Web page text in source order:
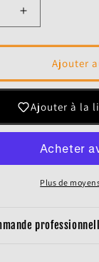
Augmenter
la
quantité
Fenix
PD35R
-
1700
lumens
USB-
Pack
Ajouter
Ajouter à la
Plus de